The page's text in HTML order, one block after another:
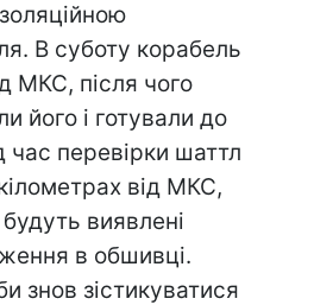
В суботу корабель
МКС, після чого
його і готували до
час перевірки шаттл
від МКС,
виявлені
в обшивці.
знов зістикуватися